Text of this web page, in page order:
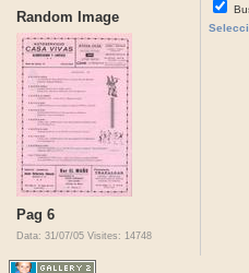
Random Image
Pag 6
Data: 31/07/05 Visites: 14748